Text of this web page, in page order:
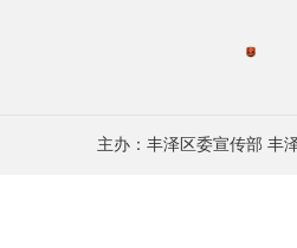
主办：丰泽区委宣传部 丰